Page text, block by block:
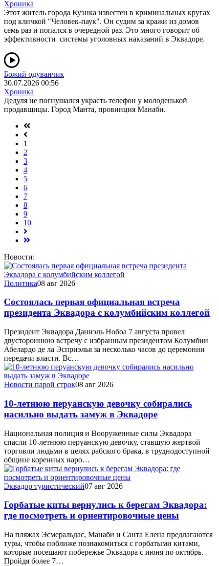
Хроника
Этот житель города Куэнка известен в криминальных кругах
под кличкой "Человек-паук". Он судим за кражи из домов
семь раз и попался в очередной раз. Это много говорит об
эффективности системы уголовных наказаний в Эквадоре.
Божий одуванчик
30.07.2026 00:56
Хроника
Дедуля не погнушался украсть телефон у молоденькой
продавщицы. Город Манта, провинция Манаби.
1
2
3
4
5
6
7
8
9
10
Новости:
Политика08 авг 2026
Состоялась первая официальная встреча
президента Эквадора с колумбийским коллегой
Президент Эквадора Даниэль Нобоа 7 августа провел
двустороннюю встречу с избранным президентом Колумбии
Абелардо де ла Эсприэлья за несколько часов до церемонии
передачи власти. Вс…
Новости парой строк08 авг 2026
10-летнюю перуанскую девочку собирались
насильно выдать замуж в Эквадоре
Национальная полиция и Вооруженные силы Эквадора
спасли 10-летнюю перуанскую девочку, ставшую жертвой
торговли людьми в целях рабского брака, в труднодоступной
общине коренных наро…
Эквадор туристический07 авг 2026
Горбатые киты вернулись к берегам Эквадора:
где посмотреть и ориентировочные цены
На пляжах Эсмеральдас, Манаби и Санта Елена предлагаются
туры, чтобы поближе познакомиться с горбатыми китами,
которые посещают побережье Эквадора с июня по октябрь.
Пройдя более 7…